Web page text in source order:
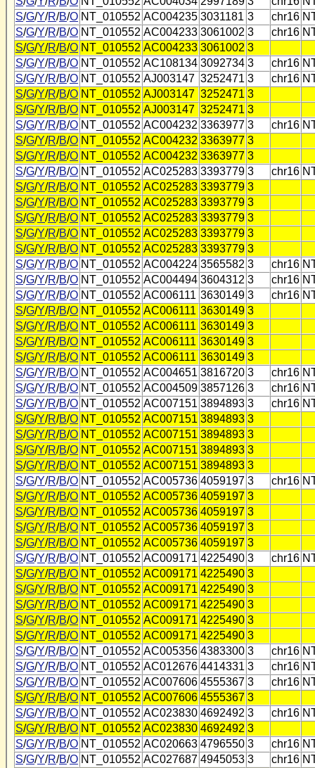
S/G/Y/R/B/O NT_010552 AC004235 3031181 3 chr16
S/G/Y/R/B/O NT_010552 AC004233 3061002 3 chr16
S/G/Y/R/B/O NT_010552 AC004233 3061002 3
S/G/Y/R/B/O NT_010552 AC108134 3092734 3 chr16
S/G/Y/R/B/O NT_010552 AJ003147 3252471 3 chr16
S/G/Y/R/B/O NT_010552 AJ003147 3252471 3
S/G/Y/R/B/O NT_010552 AJ003147 3252471 3
S/G/Y/R/B/O NT_010552 AC004232 3363977 3 chr16
S/G/Y/R/B/O NT_010552 AC004232 3363977 3
S/G/Y/R/B/O NT_010552 AC004232 3363977 3
S/G/Y/R/B/O NT_010552 AC025283 3393779 3 chr16
S/G/Y/R/B/O NT_010552 AC025283 3393779 3
S/G/Y/R/B/O NT_010552 AC025283 3393779 3
S/G/Y/R/B/O NT_010552 AC025283 3393779 3
S/G/Y/R/B/O NT_010552 AC025283 3393779 3
S/G/Y/R/B/O NT_010552 AC025283 3393779 3
S/G/Y/R/B/O NT_010552 AC004224 3565582 3 chr16
S/G/Y/R/B/O NT_010552 AC004494 3604312 3 chr16
S/G/Y/R/B/O NT_010552 AC006111 3630149 3 chr16
S/G/Y/R/B/O NT_010552 AC006111 3630149 3
S/G/Y/R/B/O NT_010552 AC006111 3630149 3
S/G/Y/R/B/O NT_010552 AC006111 3630149 3
S/G/Y/R/B/O NT_010552 AC006111 3630149 3
S/G/Y/R/B/O NT_010552 AC004651 3816720 3 chr16
S/G/Y/R/B/O NT_010552 AC004509 3857126 3 chr16
S/G/Y/R/B/O NT_010552 AC007151 3894893 3 chr16
S/G/Y/R/B/O NT_010552 AC007151 3894893 3
S/G/Y/R/B/O NT_010552 AC007151 3894893 3
S/G/Y/R/B/O NT_010552 AC007151 3894893 3
S/G/Y/R/B/O NT_010552 AC007151 3894893 3
S/G/Y/R/B/O NT_010552 AC005736 4059197 3 chr16
S/G/Y/R/B/O NT_010552 AC005736 4059197 3
S/G/Y/R/B/O NT_010552 AC005736 4059197 3
S/G/Y/R/B/O NT_010552 AC005736 4059197 3
S/G/Y/R/B/O NT_010552 AC005736 4059197 3
S/G/Y/R/B/O NT_010552 AC009171 4225490 3 chr16
S/G/Y/R/B/O NT_010552 AC009171 4225490 3
S/G/Y/R/B/O NT_010552 AC009171 4225490 3
S/G/Y/R/B/O NT_010552 AC009171 4225490 3
S/G/Y/R/B/O NT_010552 AC009171 4225490 3
S/G/Y/R/B/O NT_010552 AC009171 4225490 3
S/G/Y/R/B/O NT_010552 AC005356 4383300 3 chr16
S/G/Y/R/B/O NT_010552 AC012676 4414331 3 chr16
S/G/Y/R/B/O NT_010552 AC007606 4555367 3 chr16
S/G/Y/R/B/O NT_010552 AC007606 4555367 3
S/G/Y/R/B/O NT_010552 AC023830 4692492 3 chr16
S/G/Y/R/B/O NT_010552 AC023830 4692492 3
S/G/Y/R/B/O NT_010552 AC020663 4796550 3 chr16
S/G/Y/R/B/O NT_010552 AC027687 4945053 3 chr16